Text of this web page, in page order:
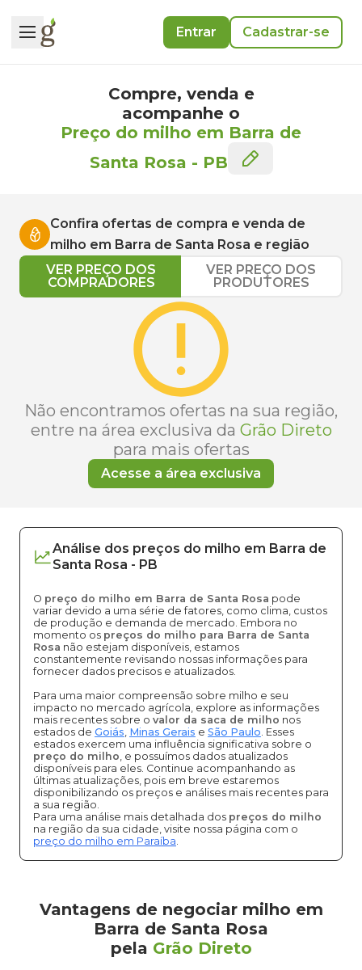
Entrar Cadastrar-se
Compre, venda e
acompanhe o
Preço do milho em Barra de
Santa Rosa - PB
Confira ofertas de compra e venda de
milho em Barra de Santa Rosa e região
VER PREÇO DOS
COMPRADORES
VER PREÇO DOS
PRODUTORES
Não encontramos ofertas na sua região,
entre na área exclusiva da Grão Direto
para mais ofertas
Acesse a área exclusiva
Análise dos preços do milho em Barra de
Santa Rosa - PB
O preço do milho em Barra de Santa Rosa pode
variar devido a uma série de fatores, como clima, custos
de produção e demanda de mercado. Embora no
momento os preços do milho para Barra de Santa
Rosa não estejam disponíveis, estamos
constantemente revisando nossas informações para
fornecer dados precisos e atualizados.
Para uma maior compreensão sobre milho e seu
impacto no mercado agrícola, explore as informações
mais recentes sobre o valor da saca de milho nos
estados de Goiás, Minas Gerais e São Paulo. Esses
estados exercem uma influência significativa sobre o
preço do milho, e possuímos dados atualizados
disponíveis para eles. Continue acompanhando as
últimas atualizações, pois em breve estaremos
disponibilizando os preços e análises mais recentes para
a sua região.
Para uma análise mais detalhada dos preços do milho
na região da sua cidade, visite nossa página com o
preço do milho em Paraíba.
Vantagens de negociar milho em
Barra de Santa Rosa
pela Grão Direto